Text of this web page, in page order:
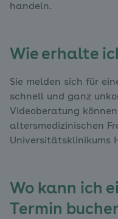
handeln.
Wie erhalte
Sie melden sich für
schnell und ganz
Videoberatung
altersmedizinischen
Universitätsklinikums
Wo kann ich
Termin